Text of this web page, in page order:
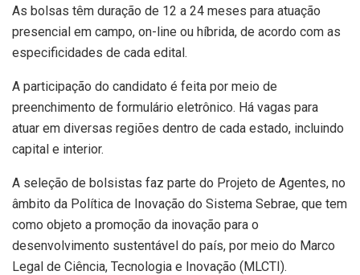
As bolsas têm duração de 12 a 24 meses para atuação
presencial em campo, on-line ou híbrida, de acordo com as
especificidades de cada edital.
A participação do candidato é feita por meio de
preenchimento de formulário eletrônico. Há vagas para
atuar em diversas regiões dentro de cada estado, incluindo
capital e interior.
A seleção de bolsistas faz parte do Projeto de Agentes, no
âmbito da Política de Inovação do Sistema Sebrae, que tem
como objeto a promoção da inovação para o
desenvolvimento sustentável do país, por meio do Marco
Legal de Ciência, Tecnologia e Inovação (MLCTI).